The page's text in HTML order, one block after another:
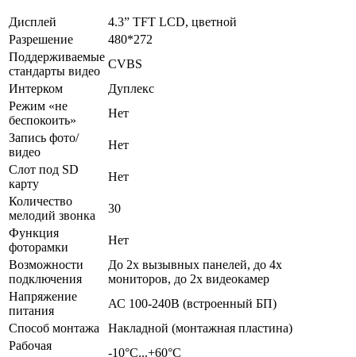
Дисплей
4.3” TFT LCD, цветной
Разрешение
480*272
Поддерживаемые
стандарты видео
CVBS
Интерком
Дуплекс
Режим «не
беспокоить»
Нет
Запись фото/
видео
Нет
Слот под SD
карту
Нет
Количество
мелодий звонка
30
Функция
фоторамки
Нет
Возможности
подключения
До 2х вызывных панелей, до 4х
мониторов, до 2х видеокамер
Напряжение
питания
АС 100-240В (встроенный БП)
Способ монтажа
Накладной (монтажная пластина)
Рабочая
-10°С...+60°С